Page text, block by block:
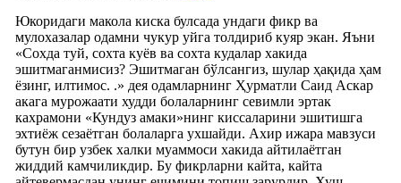
Юкоридаги макола киска булсада ундаги фикр ва
мулохазалар одамни чукур уйга толдириб куяр экан. Яъни
«Сохда туй, сохта куёв ва сохта кудалар хакида
эшитмаганмисиз? Эшитмаган бўлсангиз, шулар ҳақида ҳам
ёзинг, илтимос. .» дея одамларнинг Ҳурматли Саид Аскар
акага мурожаати худди болаларнинг севимли эртак
кахрамони «Кундуз амаки»нинг киссаларини эшитишга
эхтиёж сезаётган болаларга ухшайди. Ахир ижара мавзуси
бутун бир узбек халки муаммоси хакида айтилаётган
жиддий камчиликдир. Бу фикрларни кайта, кайта